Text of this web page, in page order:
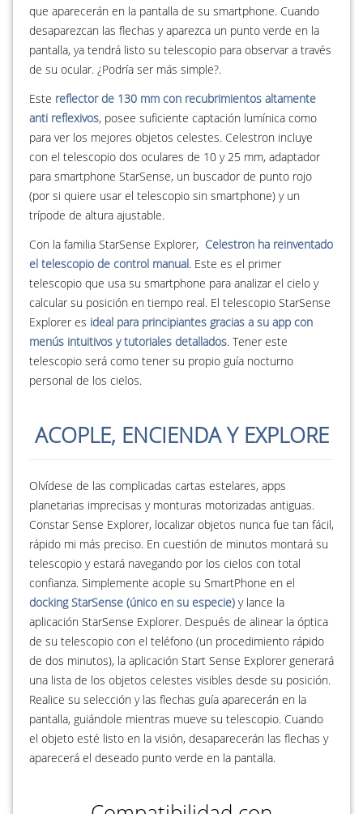
que aparecerán en la pantalla de su smartphone. Cuando
desaparezcan las flechas y aparezca un punto verde en la
pantalla, ya tendrá listo su telescopio para observar a través
de su ocular. ¿Podría ser más simple?.
Este reflector de 130 mm con recubrimientos altamente
anti reflexivos, posee suficiente captación lumínica como
para ver los mejores objetos celestes. Celestron incluye
con el telescopio dos oculares de 10 y 25 mm, adaptador
para smartphone StarSense, un buscador de punto rojo
(por si quiere usar el telescopio sin smartphone) y un
trípode de altura ajustable.
Con la familia StarSense Explorer, Celestron ha reinventado
el telescopio de control manual. Este es el primer
telescopio que usa su smartphone para analizar el cielo y
calcular su posición en tiempo real. El telescopio StarSense
Explorer es ideal para principiantes gracias a su app con
menús intuitivos y tutoriales detallados. Tener este
telescopio será como tener su propio guía nocturno
personal de los cielos.
ACOPLE, ENCIENDA Y EXPLORE
Olvídese de las complicadas cartas estelares, apps
planetarias imprecisas y monturas motorizadas antiguas.
Constar Sense Explorer, localizar objetos nunca fue tan fácil,
rápido mi más preciso. En cuestión de minutos montará su
telescopio y estará navegando por los cielos con total
confianza. Simplemente acople su SmartPhone en el
docking StarSense (único en su especie) y lance la
aplicación StarSense Explorer. Después de alinear la óptica
de su telescopio con el teléfono (un procedimiento rápido
de dos minutos), la aplicación Start Sense Explorer generará
una lista de los objetos celestes visibles desde su posición.
Realice su selección y las flechas guía aparecerán en la
pantalla, guiándole mientras mueve su telescopio. Cuando
el objeto esté listo en la visión, desaparecerán las flechas y
aparecerá el deseado punto verde en la pantalla.